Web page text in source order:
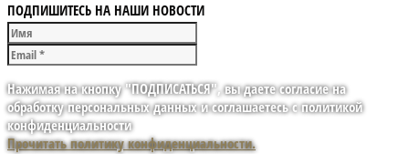
ПОДПИШИТЕСЬ НА НАШИ НОВОСТИ
Нажимая на кнопку "ПОДПИСАТЬСЯ", вы даете согласие на
обработку персональных данных и соглашаетесь с политикой
конфиденциальности
Прочитать политику конфиденциальности.